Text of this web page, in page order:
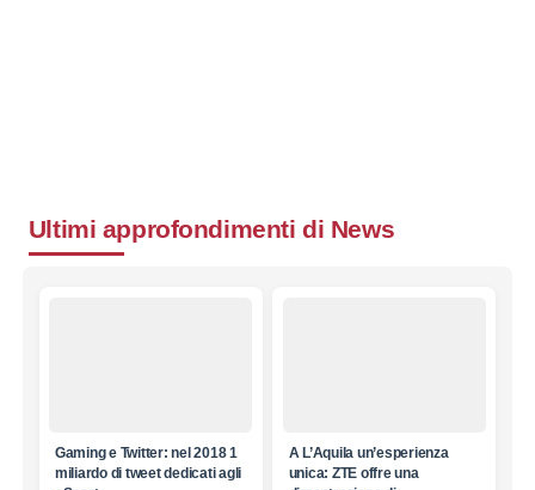
Ultimi approfondimenti di News
Gaming e Twitter: nel 2018 1
miliardo di tweet dedicati agli
A L’Aquila un’esperienza
unica: ZTE offre una